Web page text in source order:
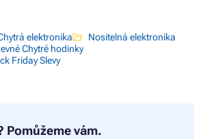
elektronika
Nositelná elektronika
Chytré hodinky
Friday Slevy
Pomůžeme vám.